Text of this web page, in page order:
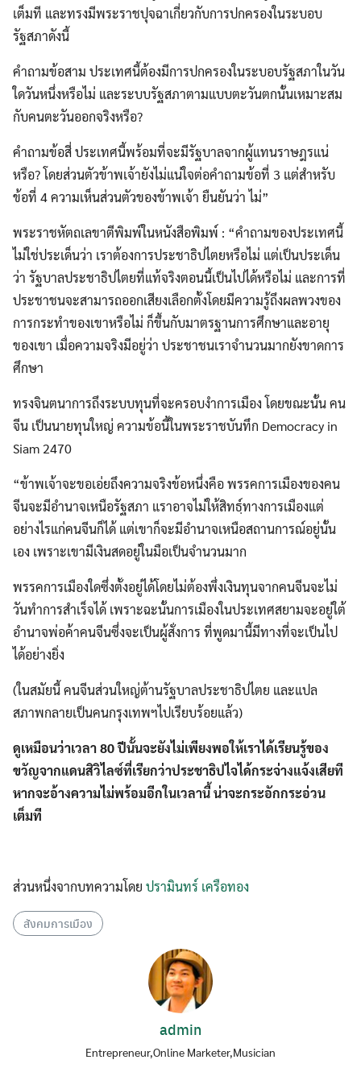
เต็มที และทรงมีพระราชปุจฉาเกี่ยวกับการปกครองในระบอบ
รัฐสภาดังนี้
คำถามข้อสาม ประเทศนี้ต้องมีการปกครองในระบอบรัฐสภาในวัน
ใดวันหนึ่งหรือไม่ และระบบรัฐสภาตามแบบตะวันตกนั้นเหมาะสม
กับคนตะวันออกจริงหรือ?
คำถามข้อสี่ ประเทศนี้พร้อมที่จะมีรัฐบาลจากผู้แทนราษฎรแน่
หรือ? โดยส่วนตัวข้าพเจ้ายังไม่แน่ใจต่อคำถามข้อที่ 3 แต่สำหรับ
ข้อที่ 4 ความเห็นส่วนตัวของข้าพเจ้า ยืนยันว่า ไม่”
พระราชหัตถเลขาตีพิมพ์ในหนังสือพิมพ์ : “คำถามของประเทศนี้
ไม่ใช่ประเด็นว่า เราต้องการประชาธิปไตยหรือไม่ แต่เป็นประเด็น
ว่า รัฐบาลประชาธิปไตยที่แท้จริงตอนนี้เป็นไปได้หรือไม่ และการที่
ประชาชนจะสามารถออกเสียงเลือกตั้งโดยมีความรู้ถึงผลพวงของ
การกระทำของเขาหรือไม่ ก็ขึ้นกับมาตรฐานการศึกษาและอายุ
ของเขา เมื่อความจริงมีอยู่ว่า ประชาชนเราจำนวนมากยังขาดการ
ศึกษา
ทรงจินตนาการถึงระบบทุนที่จะครอบงำการเมือง โดยขณะนั้น คน
จีน เป็นนายทุนใหญ่ ความข้อนี้ในพระราชบันทึก Democracy in
Siam 2470
“ข้าพเจ้าจะขอเอ่ยถึงความจริงข้อหนึ่งคือ พรรคการเมืองของคน
จีนจะมีอำนาจเหนือรัฐสภา แราอาจไม่ให้สิทธฺ์ทางการเมืองแต่
อย่างไรแก่คนจีนก็ได้ แต่เขาก็จะมีอำนาจเหนือสถานการณ์อยู่นั้น
เอง เพราะเขามีเงินสดอยู่ในมือเป็นจำนวนมาก
พรรคการเมืองใดซึ่งตั้งอยู่ได้โดยไม่ต้องพึ่งเงินทุนจากคนจีนจะไม่
วันทำการสำเร็จได้ เพราะฉะนั้นการเมืองในประเทศสยามจะอยู่ใต้
อำนาจพ่อค้าคนจีนซึ่งจะเป็นผู้สั่งการ ที่พูดมานี้มีทางที่จะเป็นไป
ได้อย่างยิ่ง
(ในสมัยนี้ คนจีนส่วนใหญ่ต้านรัฐบาลประชาธิปไตย และแปล
สภาพกลายเป็นคนกรุงเทพฯไปเรียบร้อยแล้ว)
ดูเหมือนว่าเวลา 80 ปีนั้นจะยังไม่เพียงพอให้เราได้เรียนรู้ของ
ขวัญจากแดนสิวิไลซ์ที่เรียกว่าประชาธิปไจได้กระจ่างแจ้งเสียที
หากจะอ้างความไม่พร้อมอีกในเวลานี้ น่าจะกระอักกระอ่วน
เต็มที
ส่วนหนึ่งจากบทความโดย ปรามินทร์ เครือทอง
สังคมการเมือง
admin
Entrepreneur,Online Marketer,Musician